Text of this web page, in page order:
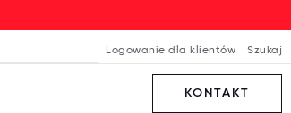
Logowanie dla klientów Szukaj
KONTAKT